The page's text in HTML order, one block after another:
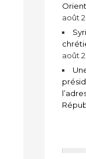
août
août